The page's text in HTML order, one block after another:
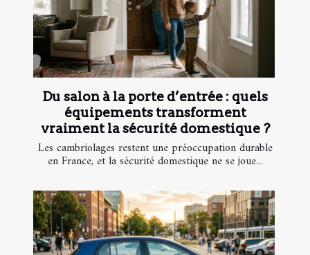
Du salon à la porte d’entrée : quels
équipements transforment
vraiment la sécurité domestique ?
Les cambriolages restent une préoccupation durable
en France, et la sécurité domestique ne se joue...